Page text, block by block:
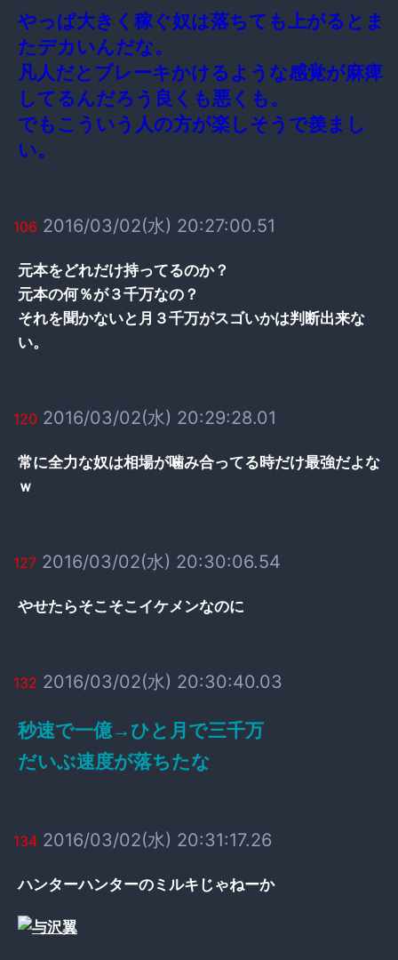
やっぱ大きく稼ぐ奴は落ちても上がるとま
たデカいんだな。
凡人だとブレーキかけるような感覚が麻痺
してるんだろう良くも悪くも。
でもこういう人の方が楽しそうで羨まし
い。
106 2016/03/02(水) 20:27:00.51
元本をどれだけ持ってるのか？
元本の何％が３千万なの？
それを聞かないと月３千万がスゴいかは判断出来な
い。
120 2016/03/02(水) 20:29:28.01
常に全力な奴は相場が噛み合ってる時だけ最強だよな
ｗ
127 2016/03/02(水) 20:30:06.54
やせたらそこそこイケメンなのに
132 2016/03/02(水) 20:30:40.03
秒速で一億→ひと月で三千万
だいぶ速度が落ちたな
134 2016/03/02(水) 20:31:17.26
ハンターハンターのミルキじゃねーか